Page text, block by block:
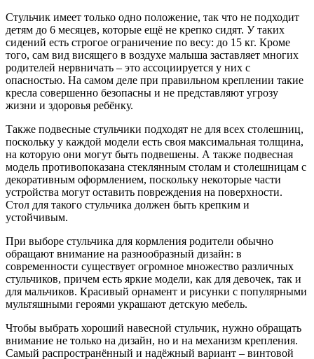
Стульчик имеет только одно положение, так что не подходит
детям до 6 месяцев, которые ещё не крепко сидят. У таких
сидений есть строгое ограничение по весу: до 15 кг. Кроме
того, сам вид висящего в воздухе малыша заставляет многих
родителей нервничать – это ассоциируется у них с
опасностью. На самом деле при правильном креплении такие
кресла совершенно безопасны и не представляют угрозу
жизни и здоровья ребёнку.
Также подвесные стульчики подходят не для всех столешниц,
поскольку у каждой модели есть своя максимальная толщина,
на которую они могут быть подвешены. А также подвесная
модель противопоказана стеклянным столам и столешницам с
декоративным оформлением, поскольку некоторые части
устройства могут оставить повреждения на поверхности.
Стол для такого стульчика должен быть крепким и
устойчивым.
При выборе стульчика для кормления родители обычно
обращают внимание на разнообразный дизайн: в
современности существует огромное множество различных
стульчиков, причем есть яркие модели, как для девочек, так и
для мальчиков. Красивый орнамент и рисунки с популярными
мультяшными героями украшают детскую мебель.
Чтобы выбрать хороший навесной стульчик, нужно обращать
внимание не только на дизайн, но и на механизм крепления.
Самый распространённый и надёжный вариант – винтовой